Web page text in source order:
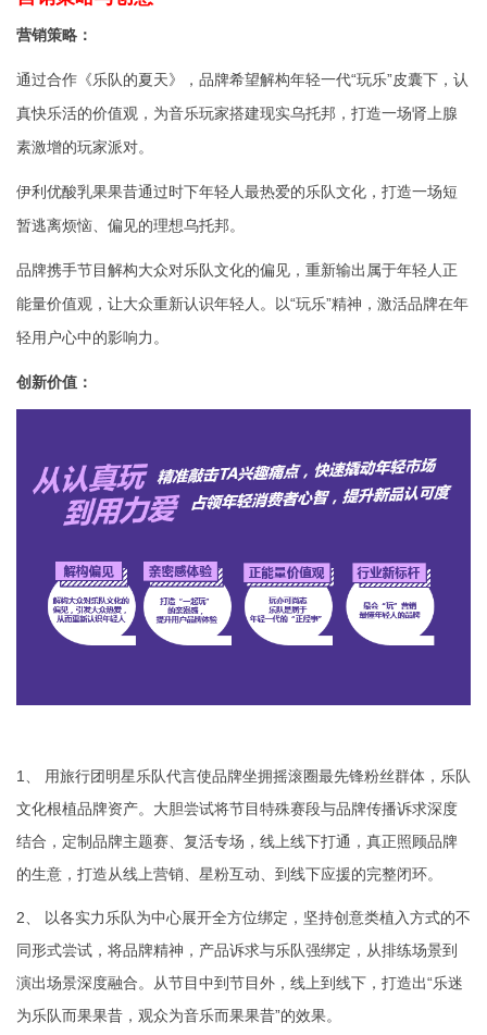
营销策略：
通过合作《乐队的夏天》，品牌希望解构年轻一代“玩乐”皮囊下，认
真快乐活的价值观，为音乐玩家搭建现实乌托邦，打造一场肾上腺
素激增的玩家派对。
伊利优酸乳果果昔通过时下年轻人最热爱的乐队文化，打造一场短
暂逃离烦恼、偏见的理想乌托邦。
品牌携手节目解构大众对乐队文化的偏见，重新输出属于年轻人正
能量价值观，让大众重新认识年轻人。以“玩乐”精神，激活品牌在年
轻用户心中的影响力。
创新价值：
1、 用旅行团明星乐队代言使品牌坐拥摇滚圈最先锋粉丝群体，乐队
文化根植品牌资产。大胆尝试将节目特殊赛段与品牌传播诉求深度
结合，定制品牌主题赛、复活专场，线上线下打通，真正照顾品牌
的生意，打造从线上营销、星粉互动、到线下应援的完整闭环。
2、 以各实力乐队为中心展开全方位绑定，坚持创意类植入方式的不
同形式尝试，将品牌精神，产品诉求与乐队强绑定，从排练场景到
演出场景深度融合。从节目中到节目外，线上到线下，打造出“乐迷
为乐队而果果昔，观众为音乐而果果昔”的效果。